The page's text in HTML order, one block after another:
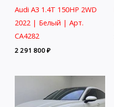
Audi A3 1.4T 150HP 2WD
2022 | Белый | Арт.
CA4282
2 291 800₽